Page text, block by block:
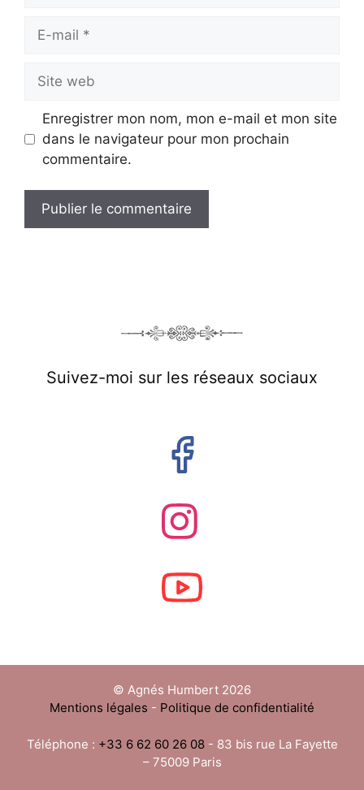
mail
web
Enregistrer mon nom, mon e-mail et mon site
dans le navigateur pour mon prochain
commentaire.
Suivez-moi sur les réseaux sociaux
© Agnés Humbert 2026
Mentions légales - Politique de confidentialité
Téléphone : +33 6 62 60 26 08 - 83 bis rue La Fayette
– 75009 Paris